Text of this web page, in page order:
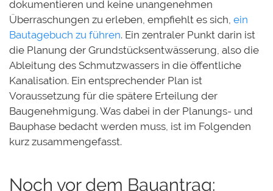
dokumentieren und keine unangenehmen
Überraschungen zu erleben, empfiehlt es sich, ein
Bautagebuch zu führen. Ein zentraler Punkt darin ist
die Planung der Grundstücksentwässerung, also die
Ableitung des Schmutzwassers in die öffentliche
Kanalisation. Ein entsprechender Plan ist
Voraussetzung für die spätere Erteilung der
Baugenehmigung. Was dabei in der Planungs- und
Bauphase bedacht werden muss, ist im Folgenden
kurz zusammengefasst.
Noch vor dem Bauantrag: